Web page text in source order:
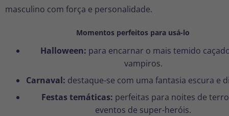
masculino com força e personalidade.
Momentos perfeitos para usá-lo
Halloween: para encarnar o mais temido
vampiros.
Carnaval: destaque-se com uma fantasia escura e
Festas temáticas: perfeitas para noites de
eventos de super-heróis.